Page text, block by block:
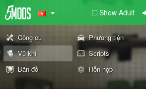
Show Adult
Công cụ Phương tiện
Vũ khí
Scripts
Bản đồ
Hỗn hợp